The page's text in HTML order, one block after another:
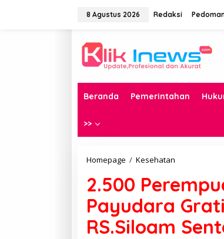
8 Agustus 2026 Redaksi
Beranda Pemerintahan
>>
Homepage / Kesehatan
Ikuti
Skrining
USG
Payudara
Gratis
Yang
2.500
Payudara
RS.Siloam